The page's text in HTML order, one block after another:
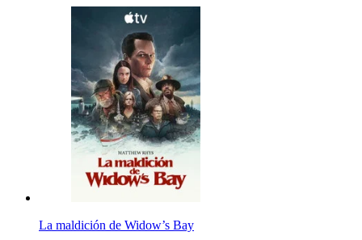
La maldición de Widow’s Bay